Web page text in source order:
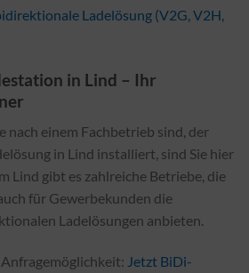
in Lind – Ihr
nach einem Fachbetrieb sind, der
in Lind installiert, sind Sie hier
Lind gibt es zahlreiche Betriebe, die
für Gewerbekunden die
Ladelösungen anbieten.
Jetzt BiDi-